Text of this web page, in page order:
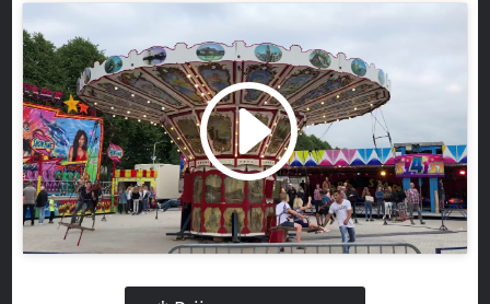
Klik om marketing cookies te accepteren
en deze inhoud in te schakelen